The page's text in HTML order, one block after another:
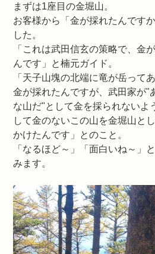
まずは1座目の金堀山。
お客様から「金が採れたんです
した。
「これは武田信玄の策略で、金
んです」と楠元ガイド。
「天子山塊の北端に竜が岳って
金が採れたんですが、武田家が"
な山だ"として金を採られないよ
して金のないこの山を金堀山と
かけたんです」とのこと。
「なるほど～」「面白いね～」
みます。